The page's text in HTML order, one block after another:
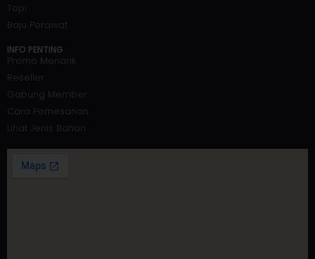
Topi
Baju Perawat
INFO PENTING
Promo Menarik
Reseller
Gabung Member
Cara Pemesanan
Lihat Jenis Bahan